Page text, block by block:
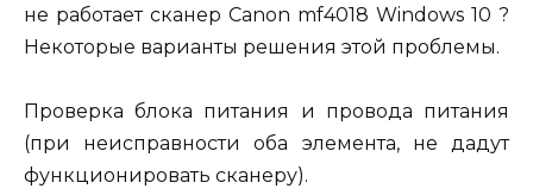
не работает сканер Canon mf4018 Windows 10 ?
Некоторые варианты решения этой проблемы.
Проверка блока питания и провода питания
(при неисправности оба элемента, не дадут
функционировать сканеру).